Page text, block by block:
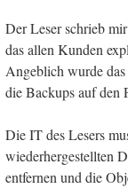
Der Leser schrieb
das allen Kunden
Angeblich wurde
die Backups auf den
Die IT des Lesers
wiederhergestellten
entfernen und die